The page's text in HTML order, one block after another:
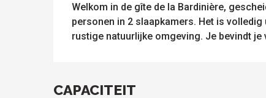
Welkom in de gîte de la Bardinière,
personen in 2 slaapkamers. Het is
rustige natuurlijke omgeving. Je bevindt
CAPACITEIT